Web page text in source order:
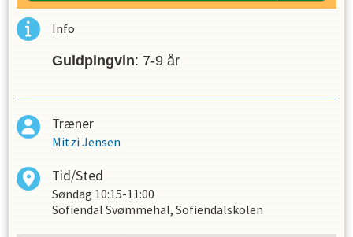
Info
Guldpingvin: 7-9 år
Træner
Mitzi Jensen
Tid/Sted
Søndag 10:15-11:00
Sofiendal Svømmehal, Sofiendalskolen